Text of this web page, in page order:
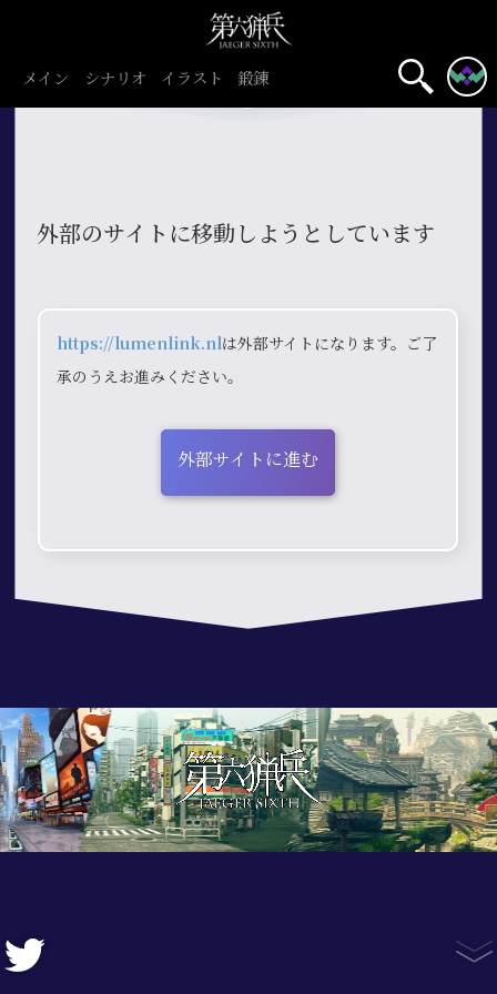
メイン シナリオ イラスト 鍛錬
外部のサイトに移動しようとしています
https://lumenlink.nl は外部サイトになります。ご了
承のうえお進みください。
外部サイトに進む